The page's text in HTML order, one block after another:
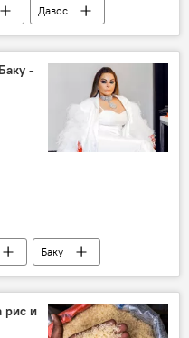
Давос
ВИЭ
-
Баку
рис и